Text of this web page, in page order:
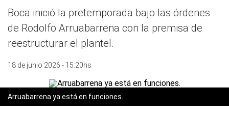
Boca inició la pretemporada bajo las órdenes
de Rodolfo Arruabarrena con la premisa de
reestructurar el plantel.
18 de junio 2026 - 15:20hs
Arruabarrena ya está en funciones.